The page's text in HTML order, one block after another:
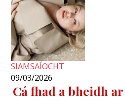
SIAMSAÍOCHT
09/03/2026
Cá fhad a bheidh